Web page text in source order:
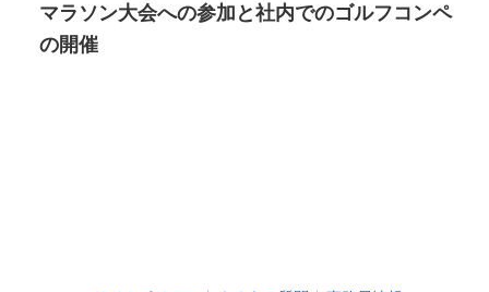
マラソン大会への参加と社内でのゴルフコンペ
の開催